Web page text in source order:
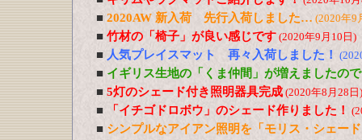
■ 2020AW 新入荷 先行入荷しました… (2020年9
■ 竹材の「椅子」が良い感じです (2020年9月10日)
■ 人気プレイスマット 再々入荷しました！
■ イギリス生地の「くま仲間」が増えましたの
■ 5灯のシェード付き照明器具完成 (2020年8月28日)
■ 「イチゴドロボウ」のシェード作りました！
■ シンプルなアイアン照明を「モリス・シェー